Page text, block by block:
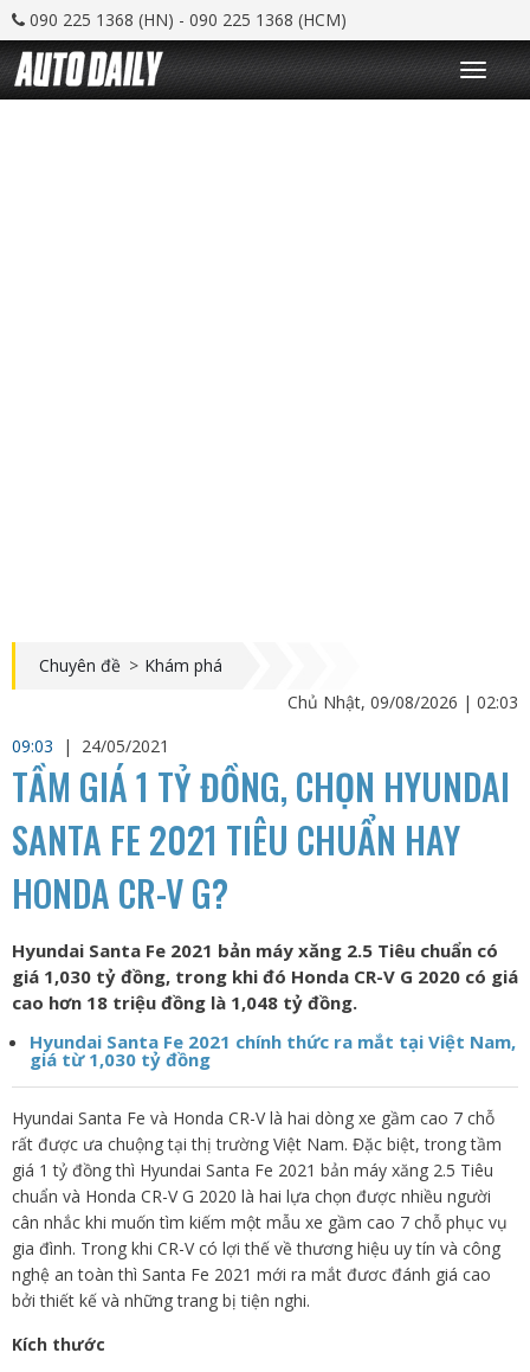
090 225 1368 (HN) - 090 225 1368 (HCM)
T
o
g
Chuyên đề > Khám phá
Chủ Nhật, 09/08/2026 | 02:03
09:03
| 24/05/2021
TẦM GIÁ 1 TỶ ĐỒNG, CHỌN HYUNDAI
SANTA FE 2021 TIÊU CHUẨN HAY
HONDA CR-V G?
Hyundai Santa Fe 2021 bản máy xăng 2.5 Tiêu chuẩn có
giá 1,030 tỷ đồng, trong khi đó Honda CR-V G 2020 có giá
cao hơn 18 triệu đồng là 1,048 tỷ đồng.
Hyundai Santa Fe 2021 chính thức ra mắt tại Việt Nam,
giá từ 1,030 tỷ đồng
Hyundai Santa Fe và Honda CR-V là hai dòng xe gầm cao 7 chỗ
rất được ưa chuộng tại thị trường Việt Nam. Đặc biệt, trong tầm
giá 1 tỷ đồng thì Hyundai Santa Fe 2021 bản máy xăng 2.5 Tiêu
chuẩn và Honda CR-V G 2020 là hai lựa chọn được nhiều người
cân nhắc khi muốn tìm kiếm một mẫu xe gầm cao 7 chỗ phục vụ
gia đình. Trong khi CR-V có lợi thế về thương hiệu uy tín và công
nghệ an toàn thì Santa Fe 2021 mới ra mắt đươc đánh giá cao
bởi thiết kế và những trang bị tiện nghi.
Kích thước